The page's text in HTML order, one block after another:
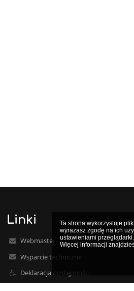
Ta strona wykorzystuje
wyrażasz zgodę na ich
ustawieniami przeglądarki.
Więcej informacji
Linki
Webmaster
Wsparcie techniczne
Deklaracja dostępności